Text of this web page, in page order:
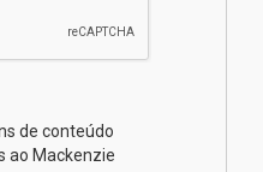
Ensino Médio
pais podem investir
dos filhos além da
de conteúdo
ao Mackenzie